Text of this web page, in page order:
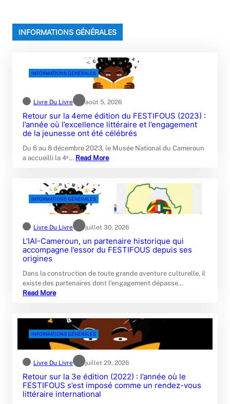
INFORMATIONS GÉNÉRALES
INFORMATIONS GÉNÉRALES
Livre Du Livre août 5, 2026
Retour sur la 4eme édition du FESTIFOUS (2023) :
l’année où l’excellence littéraire et l’engagement
de la jeunesse ont été célébrés
Du 6 au 8 décembre 2023, le Musée National du Cameroun
a accueilli la 4ᵉ… Read More
INFORMATIONS GÉNÉRALES
Livre Du Livre juillet 30, 2026
L’IAI-Cameroun, un partenaire historique qui
accompagne l’essor du FESTIFOUS depuis ses
origines
Dans la construction de toute grande aventure culturelle, il
existe des partenaires dont l’engagement dépasse…
Read More
INFORMATIONS GÉNÉRALES
Livre Du Livre juillet 29, 2026
Retour sur la 3e édition (2022) : l’année où le
FESTIFOUS s’est imposé comme un rendez-vous
littéraire international